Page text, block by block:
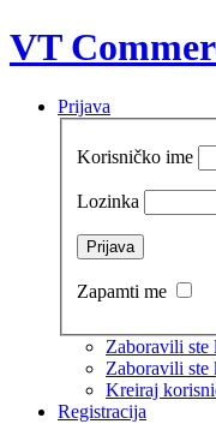
VT
Prijava
Korisničko ime
Lozinka
Zapamti me
Zaboravili ste
Zaboravili ste
Kreiraj
Registracija